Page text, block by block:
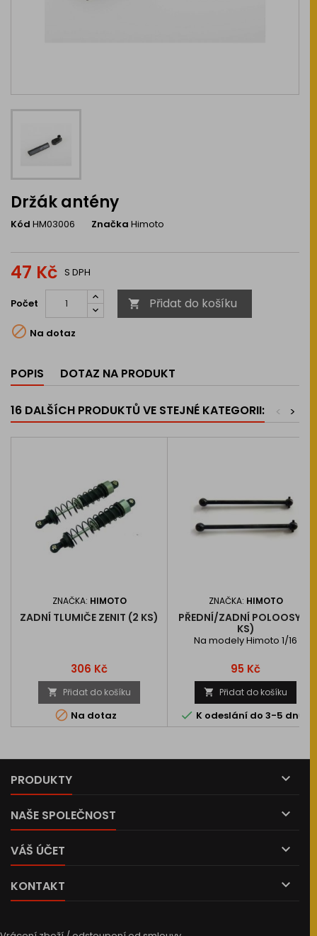
Držák antény
Kód HM03006 Značka Himoto
47 Kč S DPH
Počet  Přidat do košíku
 Na dotaz
POPIS DOTAZ NA PRODUKT
16 DALŠÍCH PRODUKTŮ VE STEJNÉ KATEGORII: >
<
ZNAČKA: HIMOTO
ZADNÍ TLUMIČE ZENIT (2 KS)
Cena
306 Kč
 Přidat do košíku
 Na dotaz
ZNAČKA: HIMOTO
PŘEDNÍ/ZADNÍ POLOOSY (2
KS)
Na modely Himoto 1/16
Cena
95 Kč
 Přidat do košíku
 K odeslání do 3-5 dnů
PRODUKTY 
NAŠE SPOLEČNOST 
VÁŠ ÚČET 
KONTAKT 